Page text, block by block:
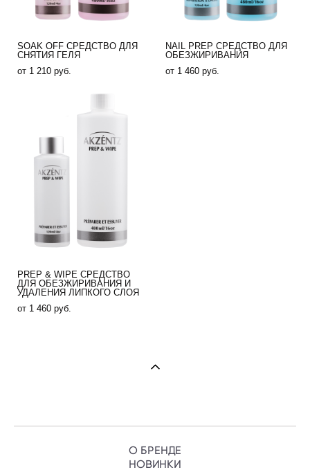
SOAK OFF СРЕДСТВО ДЛЯ
СНЯТИЯ ГЕЛЯ
от 1 210 pуб.
NAIL PREP СРЕДСТВО ДЛЯ
ОБЕЗЖИРИВАНИЯ
от 1 460 pуб.
PREP & WIPE СРЕДСТВО
ДЛЯ ОБЕЗЖИРИВАНИЯ И
УДАЛЕНИЯ ЛИПКОГО СЛОЯ
от 1 460 pуб.
О БРЕНДЕ
НОВИНКИ